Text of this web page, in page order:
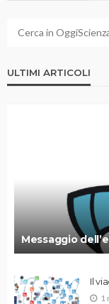
ULTIMI ARTICOLI
Messaggio
Il
1